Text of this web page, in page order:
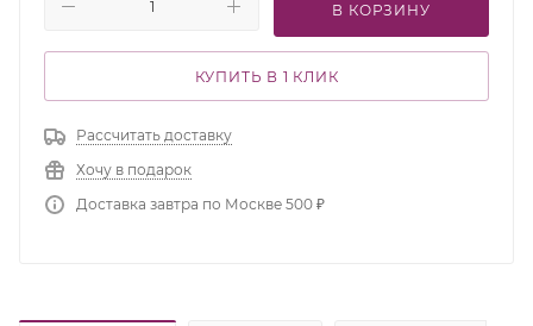
В КОРЗИНУ
КУПИТЬ В 1 КЛИК
Рассчитать доставку
Хочу в подарок
Доставка завтра по Москве 500 ₽